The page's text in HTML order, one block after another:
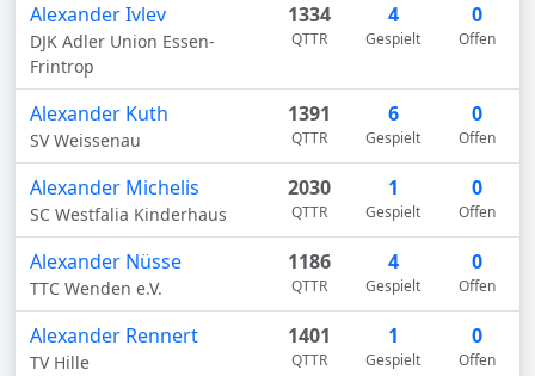
Alexander Ivlev
DJK Adler Union Essen-
Frintrop
1334
QTTR
4
Gespielt
0
Offen
Alexander Kuth
SV Weissenau
1391
QTTR
6
Gespielt
0
Offen
Alexander Michelis
SC Westfalia Kinderhaus
2030
QTTR
1
Gespielt
0
Offen
Alexander Nüsse
TTC Wenden e.V.
1186
QTTR
4
Gespielt
0
Offen
Alexander Rennert
TV Hille
1401
QTTR
1
Gespielt
0
Offen